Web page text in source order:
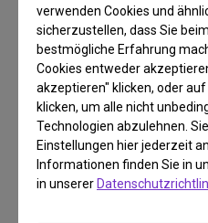
verwenden Cookies und
sicherzustellen, dass Sie
bestmögliche Erfahrung
Cookies entweder
akzeptieren" klicken, oder
klicken, um alle nicht
Technologien abzulehnen.
Einstellungen hier jederzeit
Informationen finden Sie in
in unserer
5. Mehr
einem Dual
Die Nutzung von zwei
viel Platz auf dem